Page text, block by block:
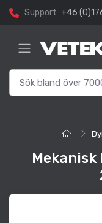
Support +46